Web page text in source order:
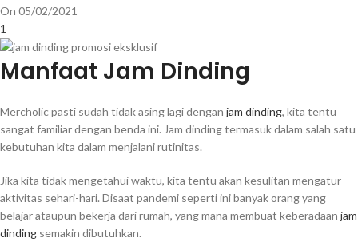
On 05/02/2021
1
Manfaat Jam Dinding
Mercholic pasti sudah tidak asing lagi dengan jam dinding, kita tentu
sangat familiar dengan benda ini. Jam dinding termasuk dalam salah satu
kebutuhan kita dalam menjalani rutinitas.
Jika kita tidak mengetahui waktu, kita tentu akan kesulitan mengatur
aktivitas sehari-hari. Disaat pandemi seperti ini banyak orang yang
belajar ataupun bekerja dari rumah, yang mana membuat keberadaan jam
dinding semakin dibutuhkan.